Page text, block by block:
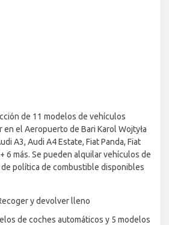
de 11 modelos de vehículos
el Aeropuerto de Bari Karol Wojtyła
A3, Audi A4 Estate, Fiat Panda, Fiat
6 más. Se pueden alquilar vehículos de
política de combustible disponibles
y devolver lleno
de coches automáticos y 5 modelos